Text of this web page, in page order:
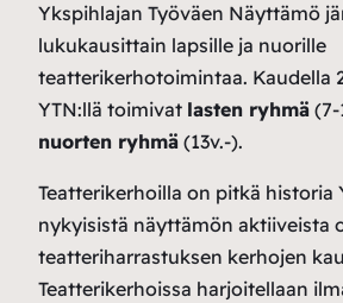
Ykspihlajan Työväen Näyttämö
lukukausittain lapsille ja nuorille
teatterikerhotoimintaa. Kaudella
YTN:llä toimivat lasten ryhmä
nuorten ryhmä (13v.-).
Teatterikerhoilla on pitkä historia
nykyisistä näyttämön aktiiveista
teatteriharrastuksen kerhojen
Teatterikerhoissa harjoitellaan